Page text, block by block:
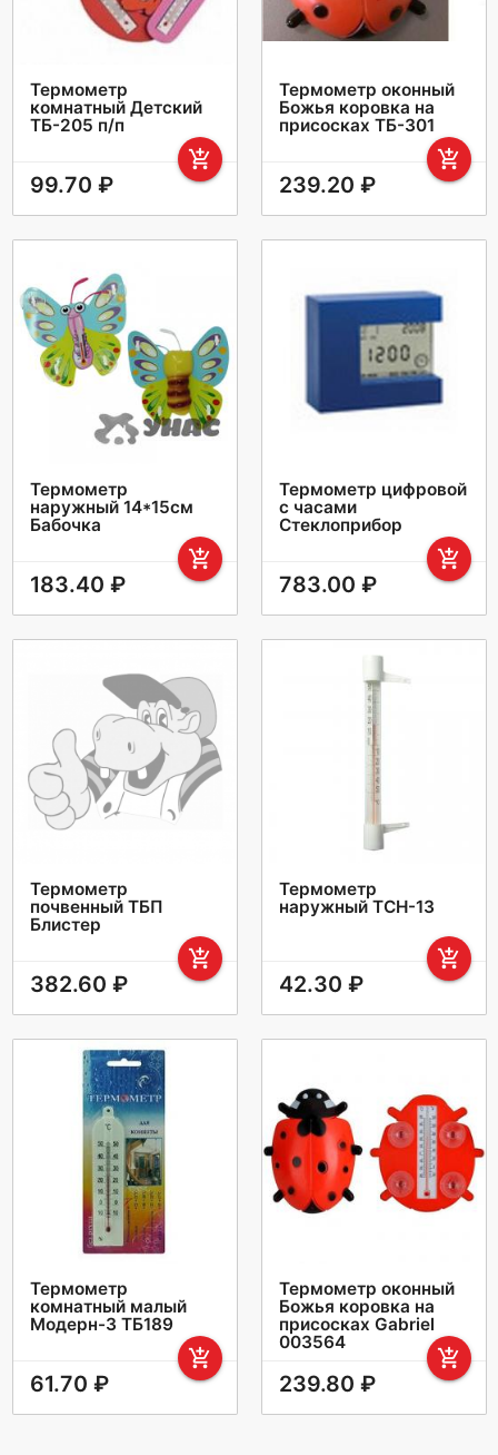
Термометр
комнатный Детский
ТБ-205 п/п
add_shopping_cart
99.70 ₽
Термометр оконный
Божья коровка на
присосках ТБ-301
add_shopping_cart
239.20 ₽
Термометр
наружный 14*15см
Бабочка
add_shopping_cart
183.40 ₽
Термометр цифровой
с часами
Стеклоприбор
add_shopping_cart
783.00 ₽
Термометр
почвенный ТБП
Блистер
add_shopping_cart
382.60 ₽
Термометр
наружный ТСН-13
add_shopping_cart
42.30 ₽
Термометр
комнатный малый
Модерн-3 ТБ189
add_shopping_cart
61.70 ₽
Термометр оконный
Божья коровка на
присосках Gabriel
003564
add_shopping_cart
239.80 ₽